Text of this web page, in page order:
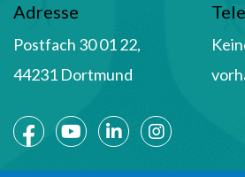
Adresse
Postfach 30 01 22,
44231 Dortmund
Social Media